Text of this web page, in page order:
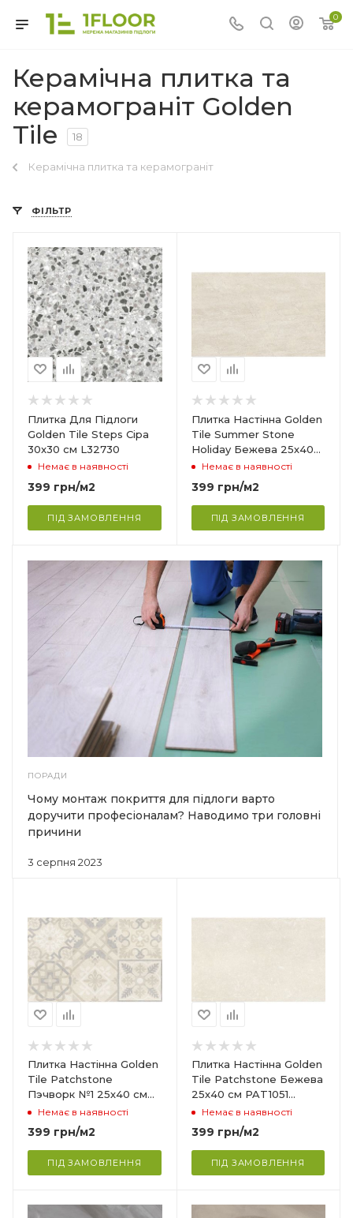
0
Керамічна плитка та
керамограніт Golden
Tile
18
Керамічна плитка та керамограніт
ФІЛЬТР
Плитка Для Підлоги
Golden Tile Steps Сіра
30x30 см L32730
Немає в наявності
399 грн/м2
ПІД ЗАМОВЛЕННЯ
Країна-виробник
Україна
Колекція
Summer Stone Holiday
Товщина
7.5 мм
Ширина
Довжина
400 мм
Поверхня
Матова
Сфера застосування
Плитка Настінна Golden
Tile Summer Stone
Holiday Бежева 25х40
см SUM1061 (В41061)
Немає в наявності
399 грн/м2
ПІД ЗАМОВЛЕННЯ
ПОРАДИ
3 серпня 2023
Чому монтаж покриття для підлоги варто
доручити професіоналам? Наводимо три головні
причини
Плитка Настінна Golden
Tile Patchstone
Пэчворк №1 25х40 см
PAT1151 (821151)
Немає в наявності
399 грн/м2
ПІД ЗАМОВЛЕННЯ
Україна
Колекція
Patchstone
Товщина
7.5 мм
Ширина
Довжина
400 мм
Поверхня
Сатинова поверхня
Сфера застосування
Ванна кімната, кухня
Плитка Настінна Golden
Tile Patchstone Бежева
25х40 см PAT1051
(821051)
Немає в наявності
399 грн/м2
ПІД ЗАМОВЛЕННЯ
Країна-виробник